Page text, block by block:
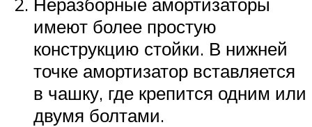
имеют более простую
конструкцию стойки. В нижней
точке амортизатор вставляется
в чашку, где крепится одним или
двумя болтами.